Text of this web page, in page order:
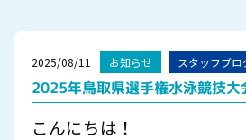
2025/08/11 お知らせ スタッフブロ
2025年鳥取県選手権水泳競技大
こんにちは！